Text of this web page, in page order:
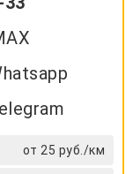
от 25 руб./км